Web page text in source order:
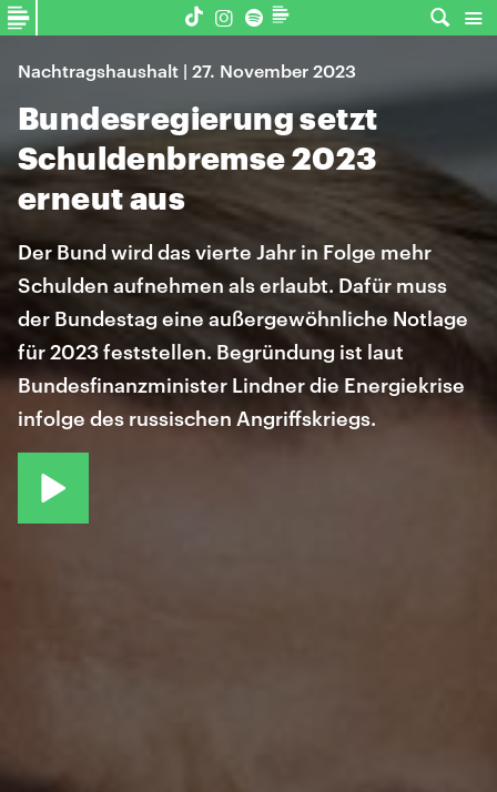
Nachtragshaushalt | 27. November 2023
Bundesregierung setzt
Schuldenbremse 2023
erneut aus
Der Bund wird das vierte Jahr in Folge mehr
Schulden aufnehmen als erlaubt. Dafür muss
der Bundestag eine außergewöhnliche Notlage
für 2023 feststellen. Begründung ist laut
Bundesfinanzminister Lindner die Energiekrise
infolge des russischen Angriffskriegs.